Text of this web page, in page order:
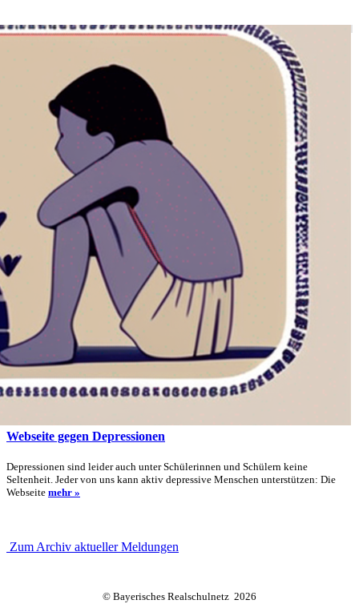
Webseite gegen Depressionen
Depressionen sind leider auch unter Schülerinnen und Schülern keine
Seltenheit. Jeder von uns kann aktiv depressive Menschen unterstützen: Die
Webseite mehr »
Zum Archiv aktueller Meldungen
© Bayerisches Realschulnetz 2026